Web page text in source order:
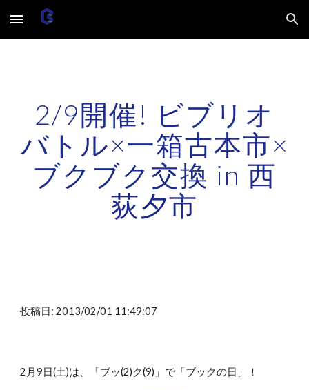
Skip to main content Skip to navigation
2/9開催! ビブリオ
バトル×一箱古本市×
ブクブク交換 in 西
荻夕市
投稿日: 2013/02/01 11:49:07
2月9日(土)は、「ブッ(2)ク(9)」で「ブックの日」！